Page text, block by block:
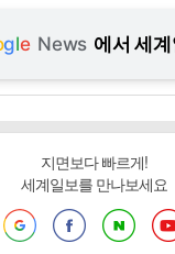
gle News 에서 세
지면보다 빠르게!
세계일보를 만나보세요